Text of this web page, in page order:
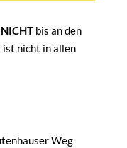
NICHT bis an den
ist nicht in allen
Weg